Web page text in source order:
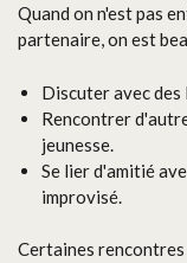
Quand on n'est pas
partenaire, on est
Discuter avec des
Rencontrer
jeunesse.
Se lier d'amitié
improvisé.
Certaines rencontres